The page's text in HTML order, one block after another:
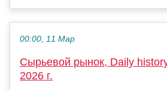
00:00, 11 Мар
Сырьевой рынок, Daily
2026 г.